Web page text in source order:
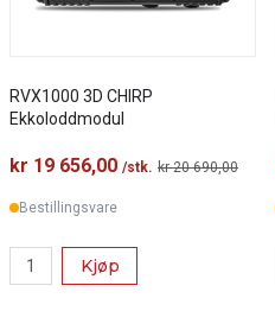
RVX1000 3D CHIRP
Ekkoloddmodul
kr 19 656,00 /stk. kr 20 690,00
Bestillingsvare
Kjøp